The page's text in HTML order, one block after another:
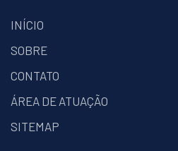
INÍCIO
SOBRE
CONTATO
ÁREA DE ATUAÇÃO
SITEMAP